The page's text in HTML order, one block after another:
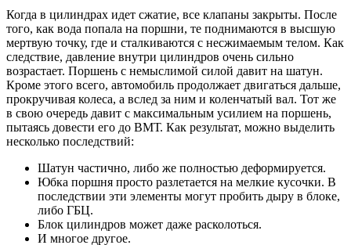
Когда в цилиндрах идет сжатие, все клапаны закрыты. После
того, как вода попала на поршни, те поднимаются в высшую
мертвую точку, где и сталкиваются с несжимаемым телом. Как
следствие, давление внутри цилиндров очень сильно
возрастает. Поршень с немыслимой силой давит на шатун.
Кроме этого всего, автомобиль продолжает двигаться дальше,
прокручивая колеса, а вслед за ним и коленчатый вал. Тот же
в свою очередь давит с максимальным усилием на поршень,
пытаясь довести его до ВМТ. Как результат, можно выделить
несколько последствий:
Шатун частично, либо же полностью деформируется.
Юбка поршня просто разлетается на мелкие кусочки. В
последствии эти элементы могут пробить дыру в блоке,
либо ГБЦ.
Блок цилиндров может даже расколоться.
И многое другое.